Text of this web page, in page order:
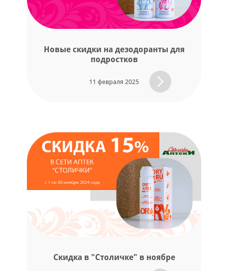
Новые скидки на дезодоранты для
подростков
11 февраля 2025
Скидка в "Столичке" в ноябре